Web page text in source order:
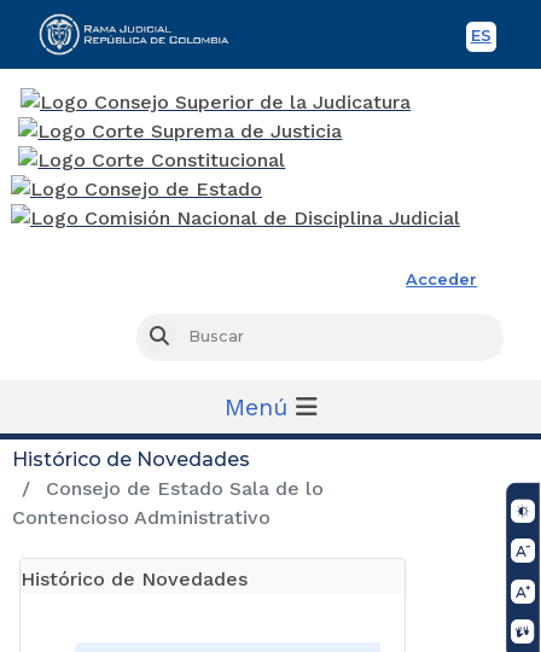
ES
Acceder
Buscar
Menú
Histórico de Novedades
Consejo de Estado Sala de lo
Contencioso Administrativo
Histórico de Novedades